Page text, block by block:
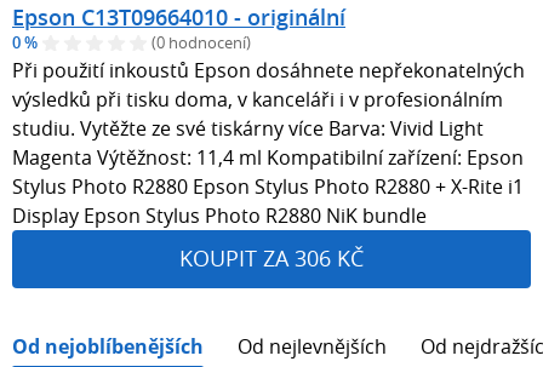
Epson C13T09664010 - originální
0 % (0 hodnocení)
Při použití inkoustů Epson dosáhnete nepřekonatelných
výsledků při tisku doma, v kanceláři i v profesionálním
studiu. Vytěžte ze své tiskárny více Barva: Vivid Light
Magenta Výtěžnost: 11,4 ml Kompatibilní zařízení: Epson
Stylus Photo R2880 Epson Stylus Photo R2880 + X-Rite i1
Display Epson Stylus Photo R2880 NiK bundle
KOUPIT ZA 306 KČ
Od nejoblíbenějších Od nejlevnějších Od